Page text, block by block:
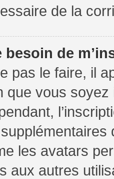
de la
besoin de
pas le faire, il
que vous
les avatars
aux autres